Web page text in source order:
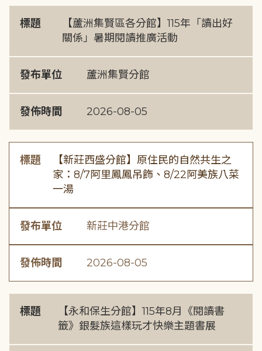
標題
【蘆洲集賢區各分館】115年「讀出好
關係」暑期閱讀推廣活動
發布單位 蘆洲集賢分館
發佈時間 2026-08-05
標題
【新莊西盛分館】原住民的自然共生之
家：8/7阿里鳳鳳吊飾、8/22阿美族八菜
一湯
發布單位 新莊中港分館
發佈時間 2026-08-05
標題
【永和保生分館】115年8月《閱讀書
籤》銀髮族這樣玩才快樂主題書展